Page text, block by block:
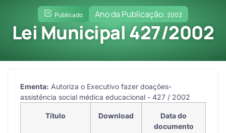
Publicado Ano da Publicação: 2002
Lei Municipal 427/2002
Ementa: Autoriza o Executivo fazer doações-
assistência social médica educacional - 427 / 2002
Título Download
Data do
documento